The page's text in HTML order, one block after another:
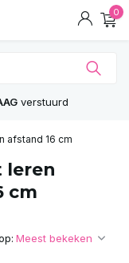
0
verstuurd
afstand 16 cm
leren
cm